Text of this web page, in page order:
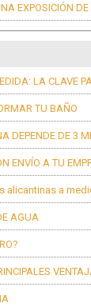
EXPOSICIÓN
LA CLAVE
TU BAÑO
DEPENDE DE 3
ENVÍO A TU
alicantinas a
AGUA